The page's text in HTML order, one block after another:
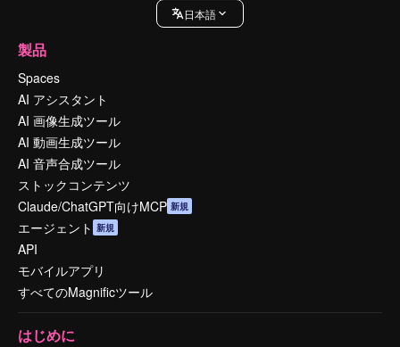
日本語
製品
Spaces
AI アシスタント
AI 画像生成ツール
AI 動画生成ツール
AI 音声合成ツール
ストックコンテンツ
Claude/ChatGPT向けMCP 新規
エージェント 新規
API
モバイルアプリ
すべてのMagnificツール
はじめに